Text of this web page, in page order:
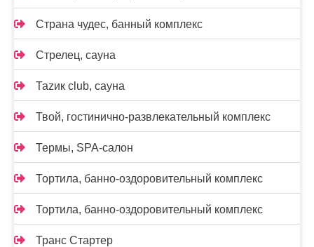
Страна чудес, банный комплекс
Стрелец, сауна
Таzик club, сауна
Твой, гостинично-развлекательный комплекс
Термы, SPA-салон
Тортила, банно-оздоровительный комплекс
Тортила, банно-оздоровительный комплекс
Транс Стартер